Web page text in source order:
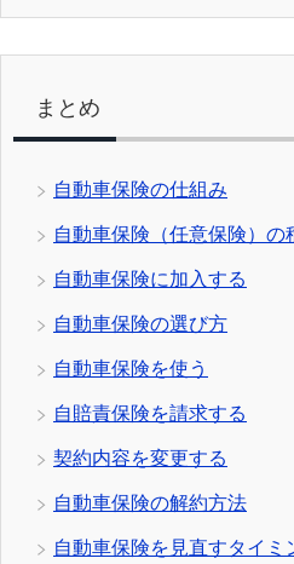
まとめ
自動車保険の仕組み
自動車保険（任意保険）の
自動車保険に加入する
自動車保険の選び方
自動車保険を使う
自賠責保険を請求する
契約内容を変更する
自動車保険の解約方法
自動車保険を見直すタイミ